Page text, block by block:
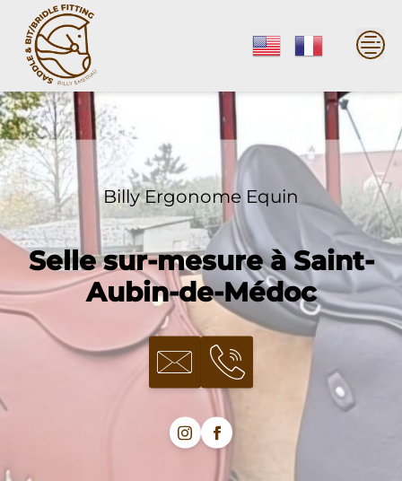
content
Billy Ergonome Equin
Selle sur-mesure à Saint-
Aubin-de-Médoc